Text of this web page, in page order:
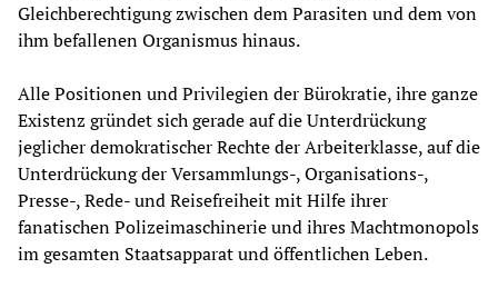
Gleichberechtigung zwischen dem Parasiten und dem von
ihm befallenen Organismus hinaus.
Alle Positionen und Privilegien der Bürokratie, ihre ganze
Existenz gründet sich gerade auf die Unterdrückung
jeglicher demokratischer Rechte der Arbeiterklasse, auf die
Unterdrückung der Versammlungs-, Organisations-,
Presse-, Rede- und Reisefreiheit mit Hilfe ihrer
fanatischen Polizeimaschinerie und ihres Machtmonopols
im gesamten Staatsapparat und öffentlichen Leben.